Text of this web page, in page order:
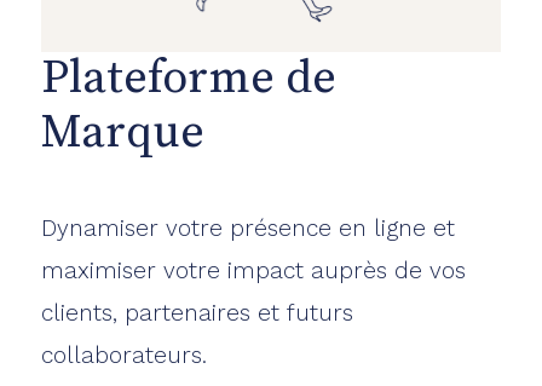
Plateforme de
Marque
Dynamiser votre présence en ligne et
maximiser votre impact auprès de vos
clients, partenaires et futurs
collaborateurs.